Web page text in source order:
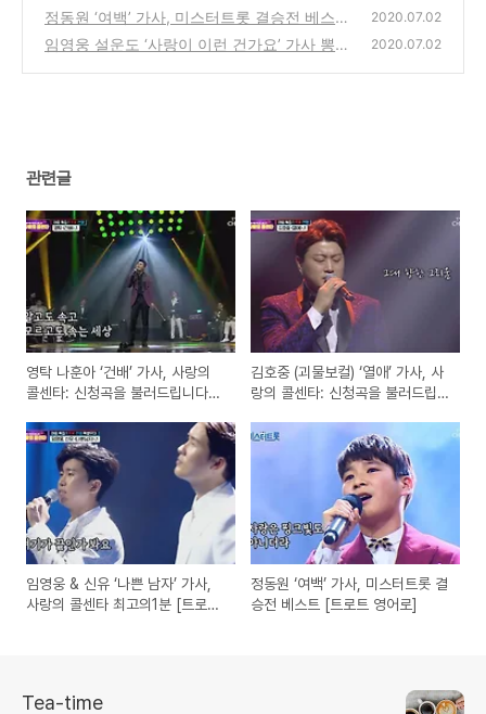
최고의1분 [트로트 영어로]
(0)
정동원 ‘여백’ 가사, 미스터트롯 결승전 베스트
[트로트 영어로]
(0)
2020.07.02
임영웅 설운도 ‘사랑이 이런 건가요’ 가사 뽕숭
2020.07.02
관련글
영탁 나훈아 ‘건배’ 가사, 사랑의
콜센타: 신청곡을 불러드립니다~
김호중 (괴물보컬) ‘열애’ 가사, 사
랑의 콜센타: 신청곡을 불러드립
임영웅 & 신유 ‘나쁜 남자’ 가사,
사랑의 콜센타 최고의1분 [트로트
정동원 ‘여백’ 가사, 미스터트롯 결
승전 베스트 [트로트 영어로]
Tea-time